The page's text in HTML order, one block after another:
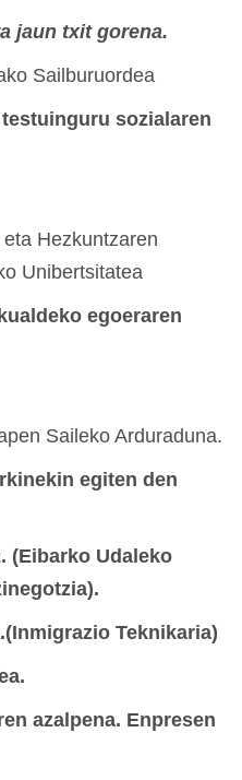
jaun txit gorena.
Sailburuordea
sozialaren
Hezkuntzaren
Unibertsitatea
egoeraren
Saileko Arduraduna.
egiten den
. (Eibarko Udaleko
.(Inmigrazio Teknikaria)
azalpena. Enpresen